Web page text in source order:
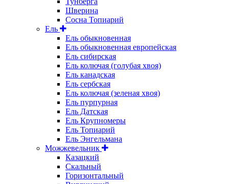
Шверина
Сосна Топиарий
Ель
Ель обыкновенная
Ель обыкновенная европейская
Ель сибирская
Ель колючая (голубая хвоя)
Ель канадская
Ель сербская
Ель колючая (зеленая хвоя)
Ель пурпурная
Ель Датская
Ель Крупномеры
Ель Топиарий
Ель Энгельмана
Можжевельник
Казацкий
Скальный
Горизонтальный